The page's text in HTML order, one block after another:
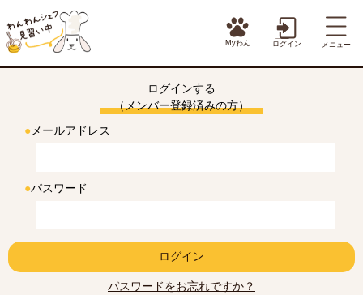
Myわん ログイン メニュー
ログインする
（メンバー登録済みの方）
● メールアドレス
●パスワード
ログイン
パスワードをお忘れですか？